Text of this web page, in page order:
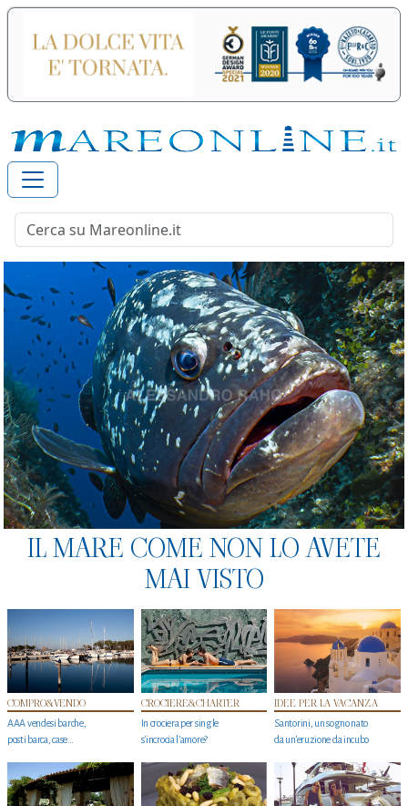
IL MARE COME NON LO AVETE
MAI VISTO
COMPRO&VENDO
AAA vendesi barche,
posti barca, case…
CROCIERE&CHARTER
In crociera per single
s'incrocia l’amore?
IDEE PER LA VACANZA
Santorini, un sogno nato
da un’eruzione da incubo